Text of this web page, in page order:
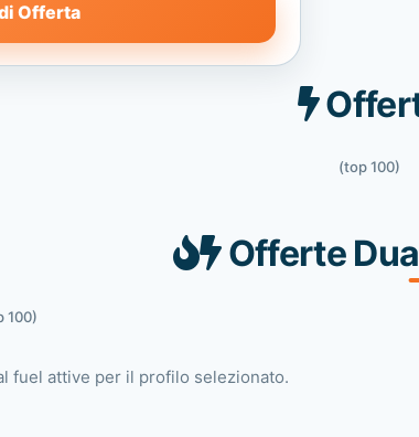
Offerta
(top 100)
Offerte
100)
fuel attive per il profilo selezionato.